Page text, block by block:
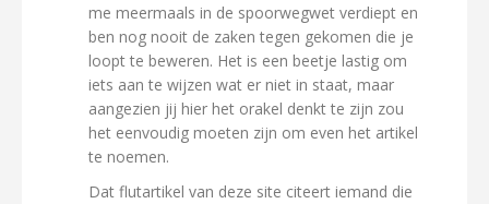
me meermaals in de spoorwegwet verdiept en
ben nog nooit de zaken tegen gekomen die je
loopt te beweren. Het is een beetje lastig om
iets aan te wijzen wat er niet in staat, maar
aangezien jij hier het orakel denkt te zijn zou
het eenvoudig moeten zijn om even het artikel
te noemen.
Dat flutartikel van deze site citeert iemand die